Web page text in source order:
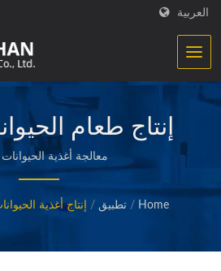
العربية
إنتاج طعام
معالجة أغذية الحيوانات
Home
/ تطبيق / إنتاج أغذية